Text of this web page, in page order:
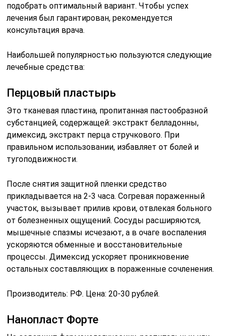
подобрать оптимальный вариант. Чтобы успех
лечения был гарантирован, рекомендуется
консультация врача.
Наибольшей популярностью пользуются следующие
лечебные средства:
Перцовый пластырь
Это тканевая пластина, пропитанная пастообразной
субстанцией, содержащей: экстракт белладонны,
димексид, экстракт перца стручкового. При
правильном использовании, избавляет от болей и
тугоподвижности.
После снятия защитной пленки средство
прикладывается на 2-3 часа. Согревая пораженный
участок, вызывает прилив крови, отвлекая больного
от болезненных ощущений. Сосуды расширяются,
мышечные спазмы исчезают, а в очаге воспаления
ускоряются обменные и восстановительные
процессы. Димексид ускоряет проникновение
остальных составляющих в пораженные сочленения.
Производитель: РФ. Цена: 20-30 рублей.
Нанопласт Форте